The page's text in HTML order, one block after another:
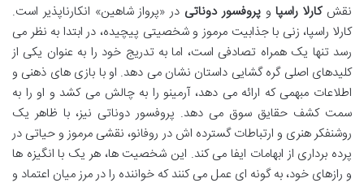
نقشکارلا راسپاوپروفسور دوناتی در «پرواز شاهین» انکارناپذیر است.
کارلا راسپا، زنی با جذابیت مرموز و شخصیتی پیچیده، در ابتدا به نظر می
رسد تنها یک همراه تصادفی است، اما به تدریج خود را به عنوان یکی از
کلیدهای اصلی گره گشایی داستان نشان می دهد. او با بازی های ذهنی و
اطلاعات مبهمی که ارائه می دهد، آرمینو را به چالش می کشد و او را به
سمت کشف حقایق سوق می دهد. پروفسور دوناتی نیز، با ظاهر یک
روشنفکر هنری و ارتباطات گسترده اش در روفانو، نقشی مرموز و حیاتی در
پرده برداری از ابهامات ایفا می کند. این شخصیت ها، هر یک با انگیزه ها
و رازهای خود، به گونه ای عمل می کنند که خواننده را در مرز میان اعتماد و